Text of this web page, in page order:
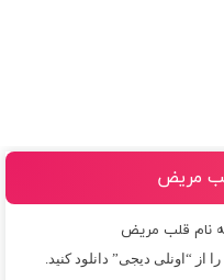
مریض
نام قلب مریض
را از “اونلی دیجی” دانلود کنید.